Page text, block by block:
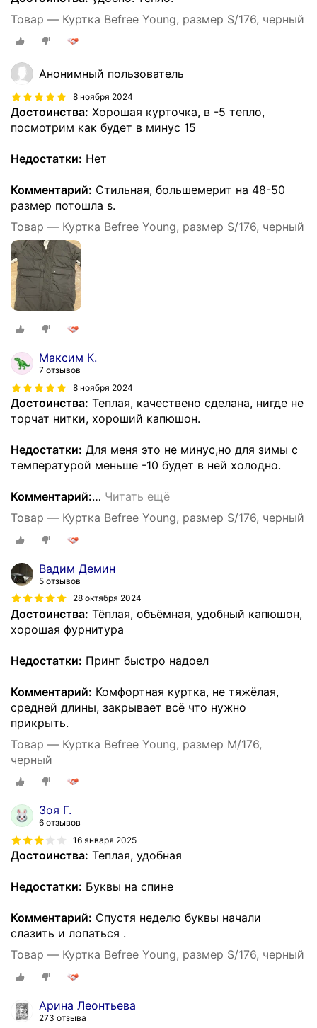
Товар — Куртка Befree Young, размер S/176, черный
Анонимный пользователь
8 ноября 2024
Достоинства: Хорошая курточка, в -5 тепло,
посмотрим как будет в минус 15
Недостатки: Нет
Комментарий: Стильная, большемерит на 48-50
размер потошла s.
Товар — Куртка Befree Young, размер S/176, черный
Максим К.
7 отзывов
8 ноября 2024
Достоинства: Теплая, качествено сделана, нигде не
торчат нитки, хороший капюшон.
Недостатки: Для меня это не минус,но для зимы с
температурой меньше -10 будет в ней холодно.
Комментарий:… Читать ещё
Товар — Куртка Befree Young, размер S/176, черный
Вадим Демин
5 отзывов
28 октября 2024
Достоинства: Тёплая, объёмная, удобный капюшон,
хорошая фурнитура
Недостатки: Принт быстро надоел
Комментарий: Комфортная куртка, не тяжёлая,
средней длины, закрывает всё что нужно
прикрыть.
Товар — Куртка Befree Young, размер M/176,
черный
Зоя Г.
6 отзывов
16 января 2025
Достоинства: Теплая, удобная
Недостатки: Буквы на спине
Комментарий: Спустя неделю буквы начали
слазить и лопаться .
Товар — Куртка Befree Young, размер S/176, черный
Арина Леонтьева
273 отзыва